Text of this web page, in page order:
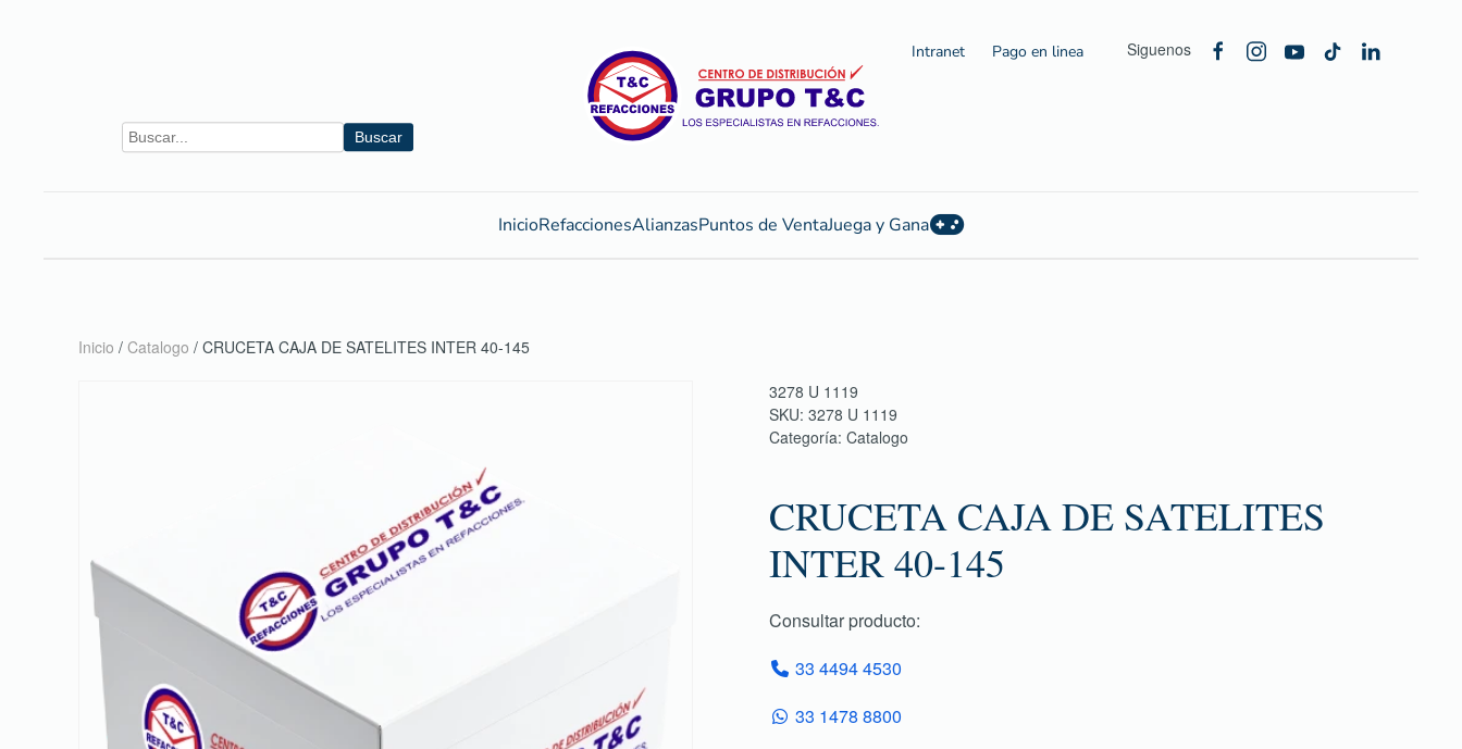
Buscar
Intranet Pago en linea Siguenos
InicioRefaccionesAlianzasPuntos de VentaJuega y Gana
Inicio / Catalogo / CRUCETA CAJA DE SATELITES INTER 40-145
3278 U 1119
SKU: 3278 U 1119
Categoría: Catalogo
CRUCETA CAJA DE SATELITES
INTER 40-145
Consultar producto:
33 4494 4530
33 1478 8800